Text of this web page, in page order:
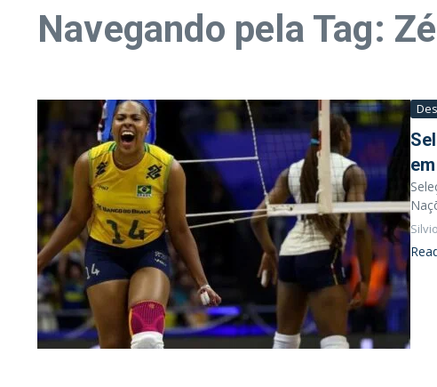
Navegando pela Tag: